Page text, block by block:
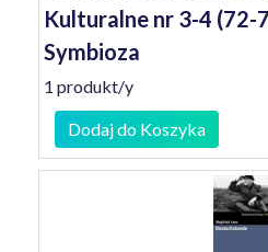
Kulturalne nr 3-4 (72-
Symbioza
1 produkt/y
Dodaj do Koszyka